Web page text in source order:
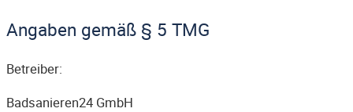
Angaben gemäß § 5 TMG
Betreiber:
Badsanieren24 GmbH